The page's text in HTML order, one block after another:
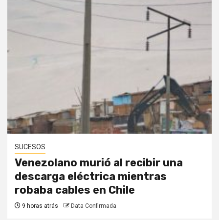
SUCESOS
Venezolano murió al recibir una
descarga eléctrica mientras
robaba cables en Chile
9 horas atrás Data Confirmada